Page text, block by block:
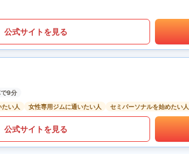
公式サイトを見る
9分
い人
女性専用ジムに通いたい人 セミパーソナルを始めたい人
公式サイトを見る